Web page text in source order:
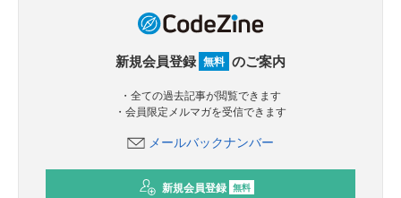
新規会員登録 無料 のご案内
・全ての過去記事が閲覧できます
・会員限定メルマガを受信できます
メールバックナンバー
新規会員登録 無料